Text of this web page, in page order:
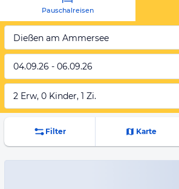
Pauschalreisen
Dießen am Ammersee
04.09.26 - 06.09.26
2 Erw, 0 Kinder, 1 Zi.
Filter Karte